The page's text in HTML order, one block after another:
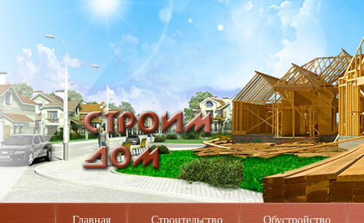
Главная Строительство Обустройство